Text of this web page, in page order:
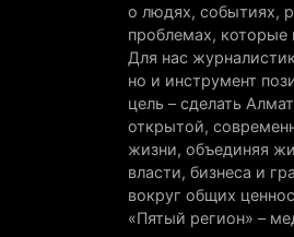
о людях, событиях,
проблемах, которые
Для нас
но и инструмент
цель – сделать
открытой,
жизни, объединяя
власти, бизнеса и
вокруг общих
«Пятый регион» –